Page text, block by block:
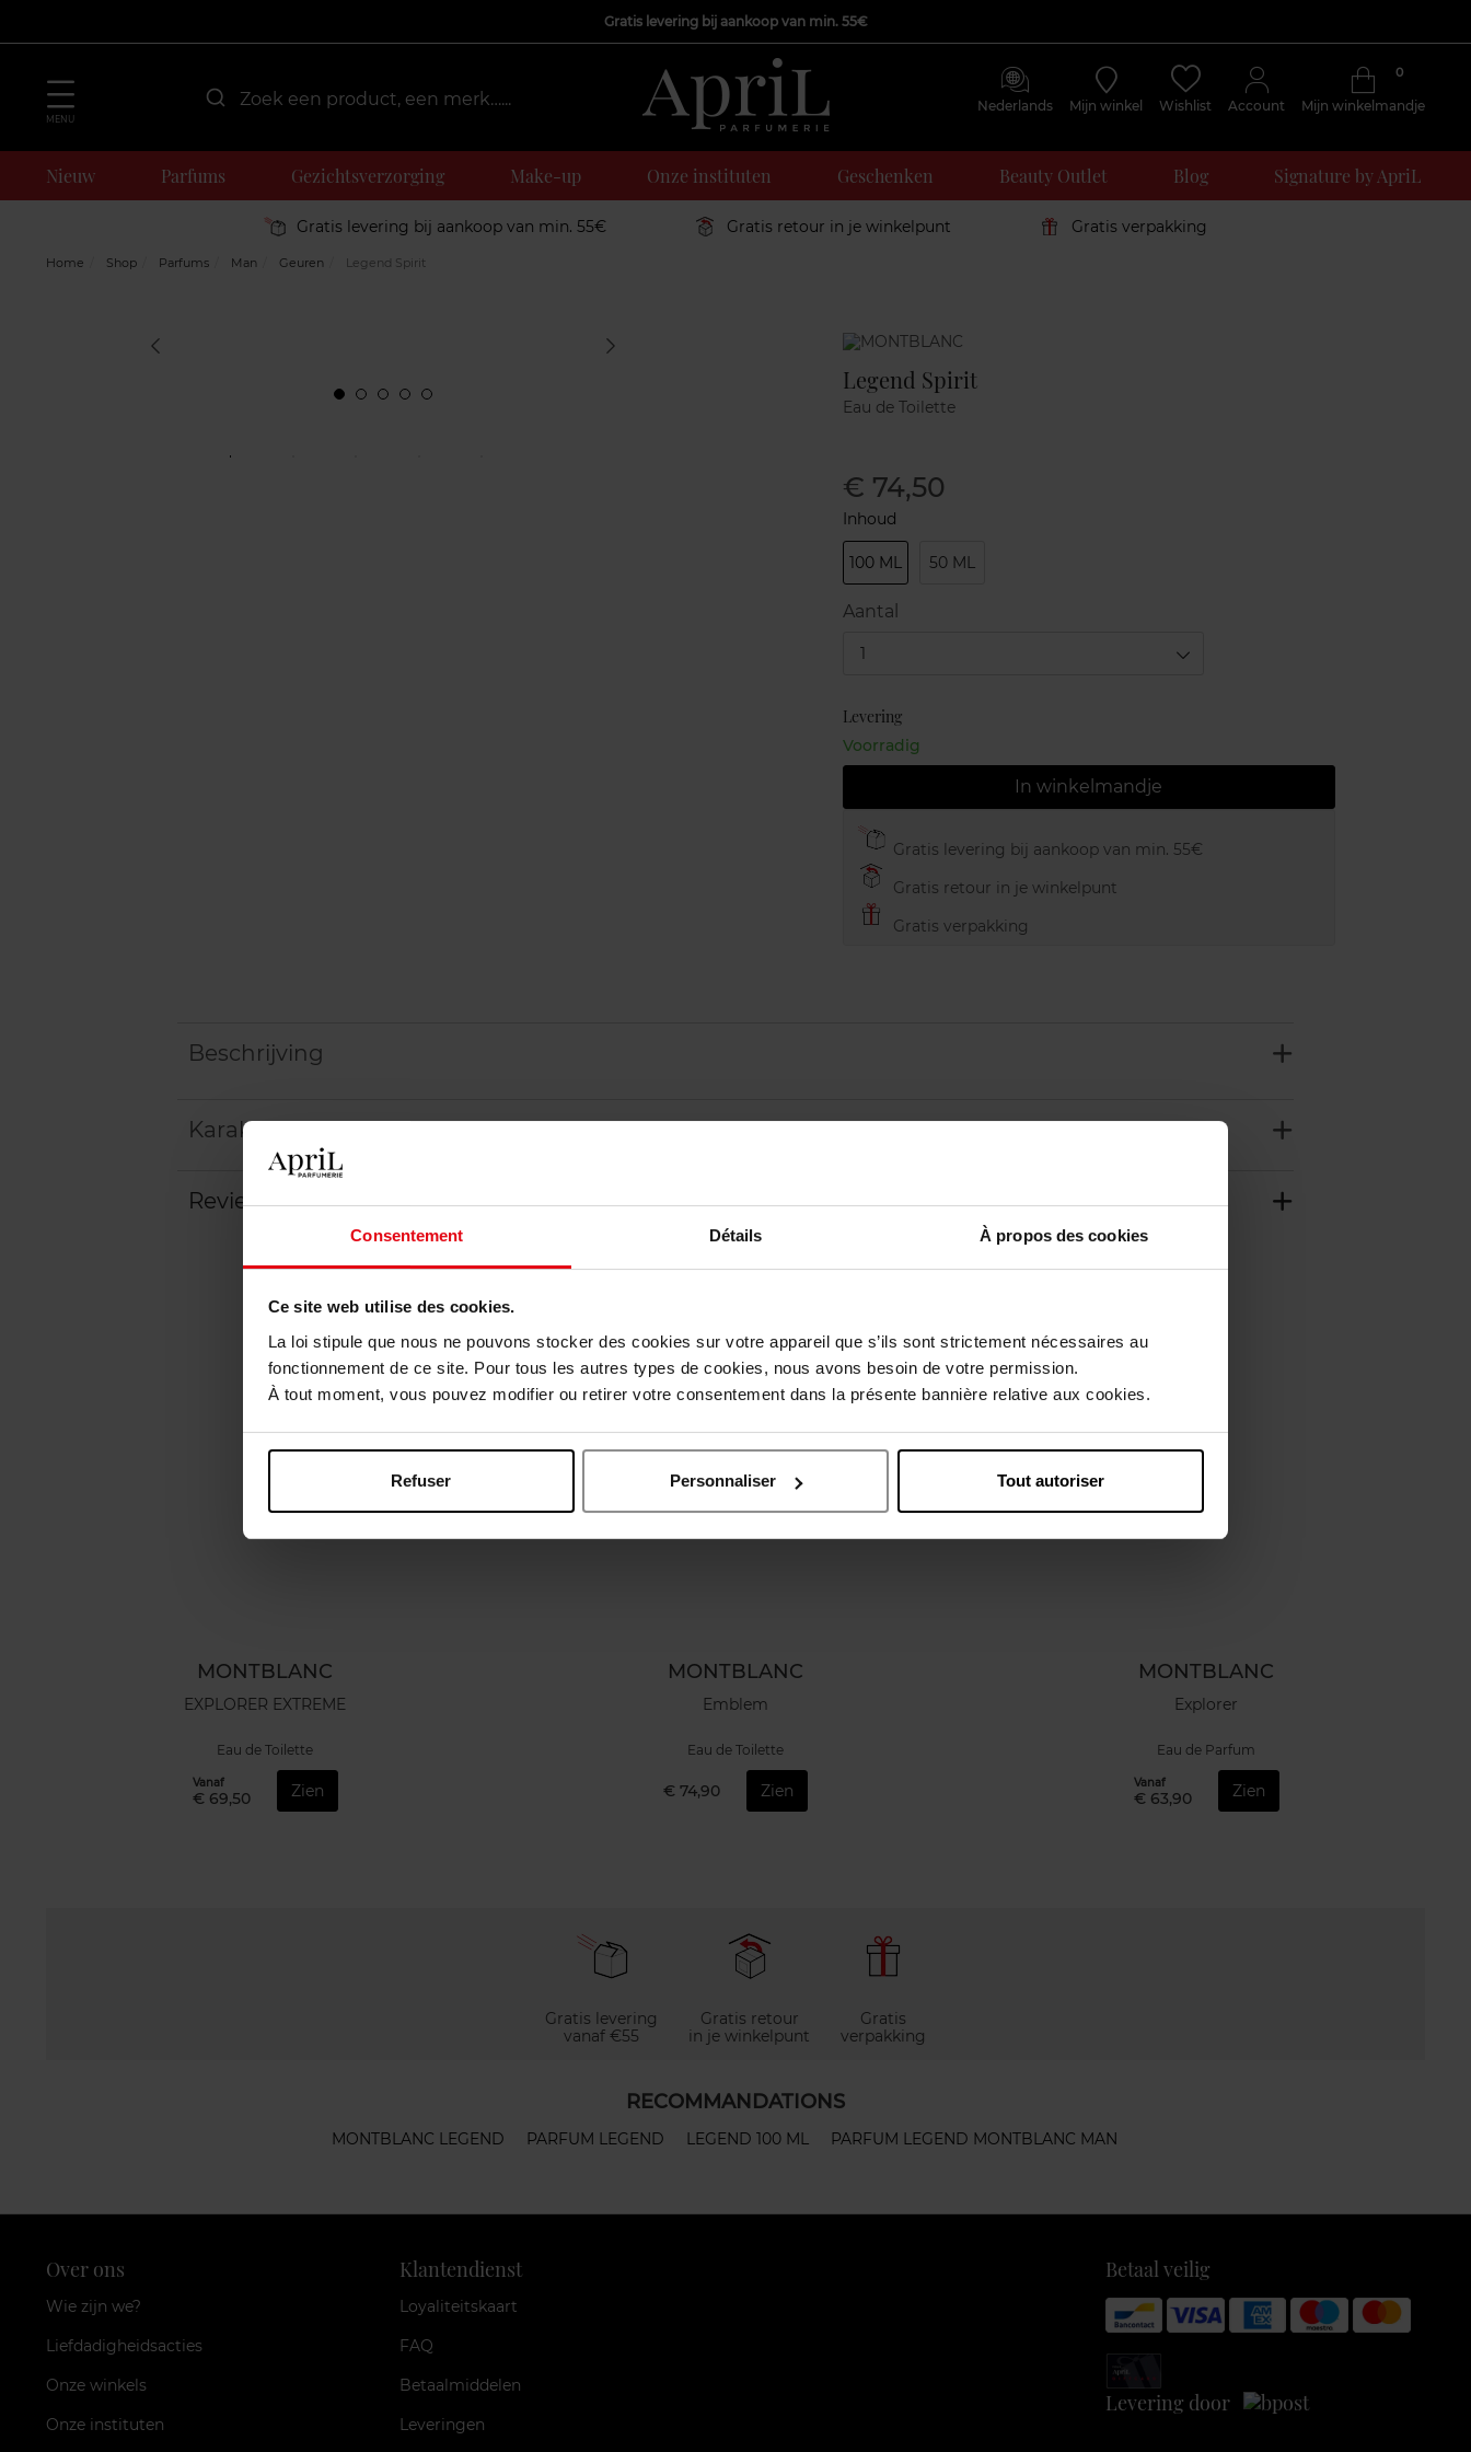
Consentement Détails À propos des cookies
Ce site web utilise des cookies.
La loi stipule que nous ne pouvons stocker des cookies sur votre appareil que s’ils sont strictement nécessaires au
fonctionnement de ce site. Pour tous les autres types de cookies, nous avons besoin de votre permission.
À tout moment, vous pouvez modifier ou retirer votre consentement dans la présente bannière relative aux cookies.
Refuser Personnaliser Tout autoriser
Gratis levering bij aankoop van min. 55€
MENU
Nederlands Mijn winkel Wishlist Account Mijn winkelmandje
0
Nieuw Parfums Gezichtsverzorging Make-up Onze instituten Geschenken Beauty Outlet Blog Signature by ApriL
Gratis levering bij aankoop van min. 55€ Gratis retour in je winkelpunt Gratis verpakking
Home Shop Parfums Man Geuren Legend Spirit
Marque
Legend Spirit
Eau de Toilette
€ 74,50
Inhoud
100 ML 50 ML
Aantal
1
Levering
Voorradig
In winkelmandje
Gratis levering bij aankoop van min. 55€
Gratis retour in je winkelpunt
Gratis verpakking
Beschrijving
Karakteristieken
Review Beleid inzake klantbeoordelingen
Nog iets vergeten ?
MONTBLANC
EXPLORER EXTREME
Eau de Toilette
Vanaf
€ 69,50 Zien
MONTBLANC
Emblem
Eau de Toilette
€ 74,90 Zien
MONTBLANC
Explorer
Eau de Parfum
Vanaf
€ 63,90 Zien
Gratis levering
vanaf €55
Gratis retour
in je winkelpunt
Gratis
verpakking
RECOMMANDATIONS
MONTBLANC LEGEND PARFUM LEGEND LEGEND 100 ML PARFUM LEGEND MONTBLANC MAN
Over ons
Wie zijn we?
Liefdadigheidsacties
Onze winkels
Onze instituten
Klantendienst
Loyaliteitskaart
FAQ
Betaalmiddelen
Leveringen
Betaal veilig
Levering door